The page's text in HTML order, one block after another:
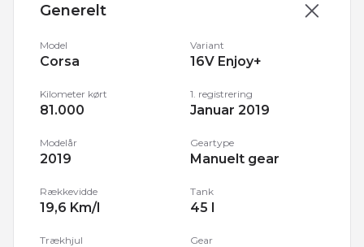
Generelt
Model
Corsa
Variant
16V Enjoy+
Kilometer kørt
81.000
1. registrering
Januar 2019
Modelår
2019
Geartype
Manuelt gear
Rækkevidde
19,6 Km/l
Tank
45 l
Trækhjul Gear